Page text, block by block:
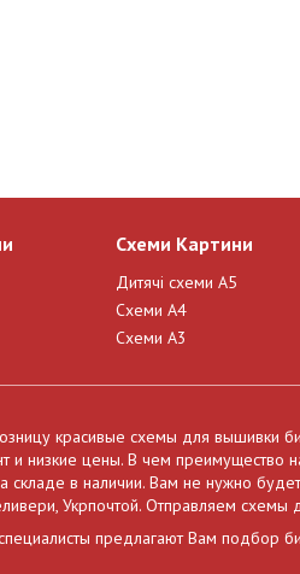
Схеми Картини
Дитячі схеми А5
Схеми А4
Схеми А3
красивые схемы для
и низкие цены. В чем
в наличии. Вам не нужно
Укрпочтой. Отправляем
предлагают Вам подбор